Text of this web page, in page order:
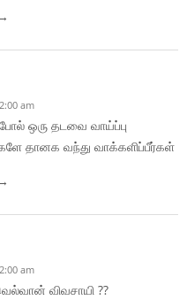
am
ஒரு தடவை வாய்ப்பு
தானக வந்து வாக்களிப்பீர்கள்
am
விவசாயி ??